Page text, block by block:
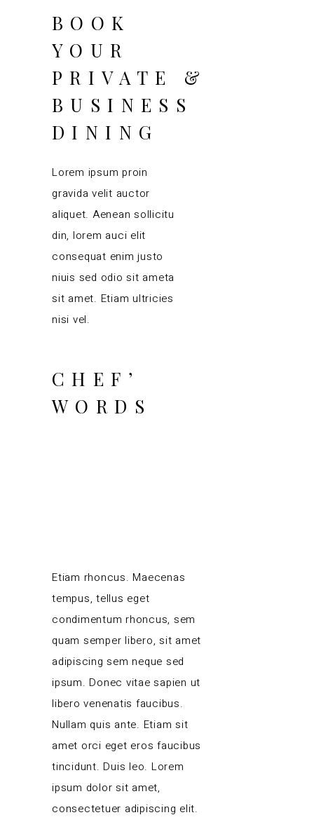
BOOK
YOUR
PRIVATE &
BUSINESS
DINING
Lorem ipsum proin
gravida velit auctor
aliquet. Aenean sollicitu
din, lorem auci elit
consequat enim justo
niuis sed odio sit ameta
sit amet. Etiam ultricies
nisi vel.
CHEF’
WORDS
Etiam rhoncus. Maecenas
tempus, tellus eget
condimentum rhoncus, sem
quam semper libero, sit amet
adipiscing sem neque sed
ipsum. Donec vitae sapien ut
libero venenatis faucibus.
Nullam quis ante. Etiam sit
amet orci eget eros faucibus
tincidunt. Duis leo. Lorem
ipsum dolor sit amet,
consectetuer adipiscing elit.